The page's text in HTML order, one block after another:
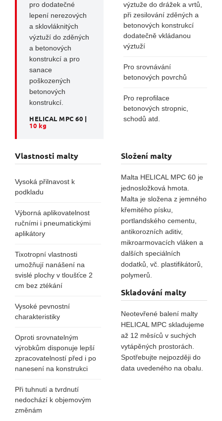
pro dodatečné
lepení nerezových
a sklovláknitých
výztuží do zděných
a betonových
konstrukcí a pro
sanace
poškozených
betonových
konstrukcí.
HELICAL MPC 60 |
10 kg
výztuže do drážek a vrtů,
při zesilování zděných a
betonových konstrukcí
dodatečně vkládanou
výztuží
Pro srovnávání
betonových povrchů
Pro reprofilace
betonových stropnic,
schodů atd.
Vlastnosti malty
Vysoká přilnavost k
podkladu
Výborná aplikovatelnost
ručními i pneumatickými
aplikátory
Tixotropní vlastnosti
umožňují nanášení na
svislé plochy v tloušťce 2
cm bez ztékání
Vysoké pevnostní
charakteristiky
Oproti srovnatelným
výrobkům disponuje lepší
zpracovatelností před i po
nanesení na konstrukci
Při tuhnutí a tvrdnutí
nedochází k objemovým
změnám
Složení malty
Malta HELICAL MPC 60 je
jednosložková hmota.
Malta je složena z jemného
křemitého písku,
portlandského cementu,
antikorozních aditiv,
mikroarmovacích vláken a
dalších speciálních
dodatků, vč. plastifikátorů,
polymerů.
Skladování malty
Neotevřené balení malty
HELICAL MPC skladujeme
až 12 měsíců v suchých
vytápěných prostorách.
Spotřebujte nejpozději do
data uvedeného na obalu.